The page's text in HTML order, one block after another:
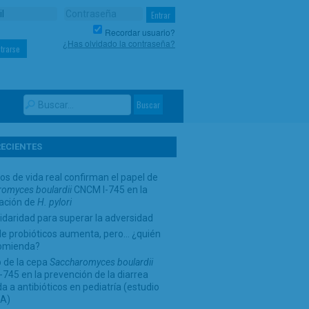
Recordar usuario?
¿Has olvidado la contraseña?
de vida real confirman el papel de
boulardii CNCM I-745 en la
de H. pylori
para superar la adversidad
probióticos aumenta, pero… ¿quién
de la cepa Saccharomyces boulardii
745 en la prevención de la diarrea
a antibióticos en pediatría (estudio